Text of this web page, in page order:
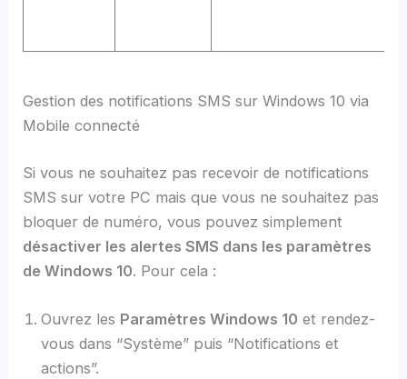
Gestion des notifications SMS sur Windows 10 via
Mobile connecté
Si vous ne souhaitez pas recevoir de notifications
SMS sur votre PC mais que vous ne souhaitez pas
bloquer de numéro, vous pouvez simplement
désactiver les alertes SMS dans les paramètres
de Windows 10. Pour cela :
Ouvrez les Paramètres Windows 10 et rendez-
vous dans “Système” puis “Notifications et
actions”.